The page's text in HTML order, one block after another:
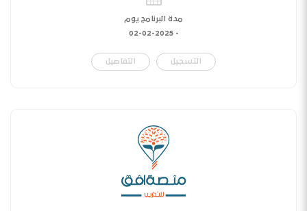
مدة البرنامج يوم
-
02-02-2025
التسجيل التفاصيل